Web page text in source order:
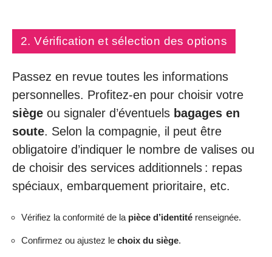
2. Vérification et sélection des options
Passez en revue toutes les informations
personnelles. Profitez-en pour choisir votre
siège ou signaler d’éventuels bagages en
soute. Selon la compagnie, il peut être
obligatoire d’indiquer le nombre de valises ou
de choisir des services additionnels : repas
spéciaux, embarquement prioritaire, etc.
Vérifiez la conformité de la pièce d’identité renseignée.
Confirmez ou ajustez le choix du siège.